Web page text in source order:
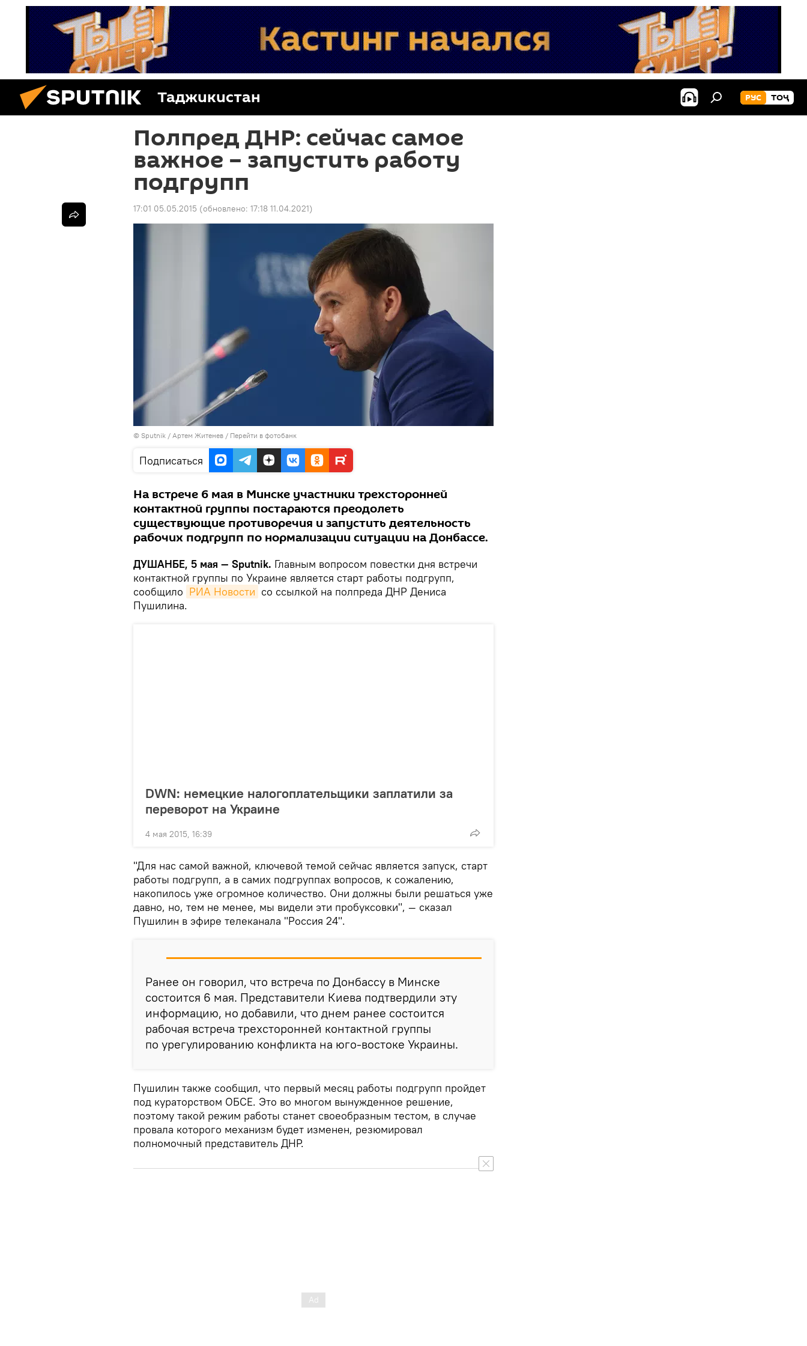
Таджикистан РУС ТОҶ
Полпред ДНР: сейчас самое
важное – запустить работу
подгрупп
17:01 05.05.2015 (обновлено: 17:18 11.04.2021)
© Sputnik / Артем Житенев / Перейти в фотобанк
Подписаться
На встрече 6 мая в Минске участники трехсторонней
контактной группы постараются преодолеть
существующие противоречия и запустить деятельность
рабочих подгрупп по нормализации ситуации на Донбассе.
ДУШАНБЕ, 5 мая — Sputnik. Главным вопросом повестки дня встречи
контактной группы по Украине является старт работы подгрупп,
сообщило РИА Новости со ссылкой на полпреда ДНР Дениса
Пушилина.
DWN: немецкие налогоплательщики заплатили за
переворот на Украине
4 мая 2015, 16:39
"Для нас самой важной, ключевой темой сейчас является запуск, старт
работы подгрупп, а в самих подгруппах вопросов, к сожалению,
накопилось уже огромное количество. Они должны были решаться уже
давно, но, тем не менее, мы видели эти пробуксовки", — сказал
Пушилин в эфире телеканала "Россия 24".
Ранее он говорил, что встреча по Донбассу в Минске
состоится 6 мая. Представители Киева подтвердили эту
информацию, но добавили, что днем ранее состоится
рабочая встреча трехсторонней контактной группы
по урегулированию конфликта на юго-востоке Украины.
Пушилин также сообщил, что первый месяц работы подгрупп пройдет
под кураторством ОБСЕ. Это во многом вынужденное решение,
поэтому такой режим работы станет своеобразным тестом, в случае
провала которого механизм будет изменен, резюмировал
полномочный представитель ДНР.